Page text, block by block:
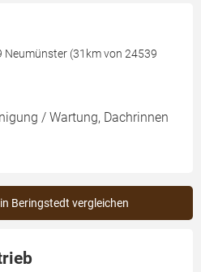
(31km von 24539
/ Wartung, Dachrinnen
Beringstedt vergleichen